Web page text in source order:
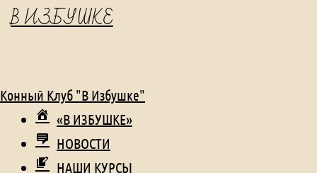
В ИЗБУШКЕ
Конный Клуб "В Избушке"
«В ИЗБУШКЕ»
НОВОСТИ
НАШИ КУРСЫ